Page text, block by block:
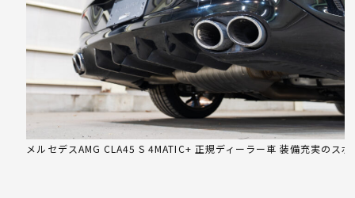
メルセデスAMG CLA45 S 4MATIC+ 正規ディーラー車 装備充実のス